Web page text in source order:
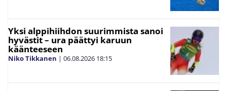
Yksi alppihiihdon suurimmista sanoi
hyvästit – ura päättyi karuun
käänteeseen
Niko Tikkanen | 06.08.2026 18:15